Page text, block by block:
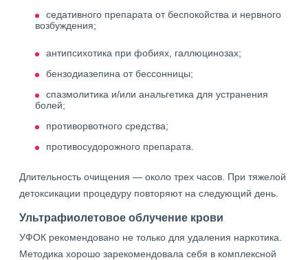
седативного препарата от беспокойства и нервного
возбуждения;
антипсихотика при фобиях, галлюцинозах;
бензодиазепина от бессонницы;
спазмолитика и/или анальгетика для устранения
болей;
противорвотного средства;
противосудорожного препарата.
Длительность очищения — около трех часов. При тяжелой
детоксикации процедуру повторяют на следующий день.
Ультрафиолетовое облучение крови
УФОК рекомендовано не только для удаления наркотика.
Методика хорошо зарекомендовала себя в комплексной